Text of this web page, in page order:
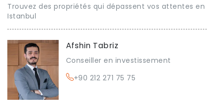
Trouvez des propriétés qui dépassent vos attentes en
Istanbul
Afshin Tabriz
Conseiller en investissement
+90 212 271 75 75